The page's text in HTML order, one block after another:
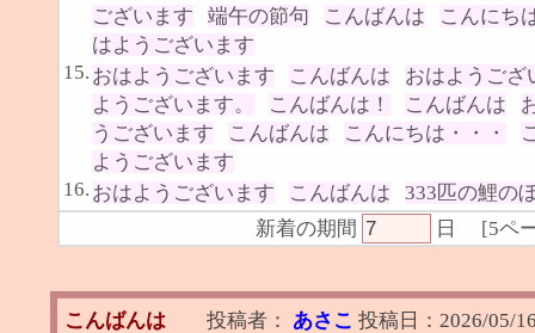
ございます
端午の節句 こんばんは
こんにち
はようございます
15. おはようございます こんばんは
おはようござ
ようございます。
こんばんは！ こんばんは
うございます
こんばんは こんにちは・・・
ようございます
16. おはようございます こんばんは
333匹の鯉の
新着の期間
日 [5ペ
こんばんは 投稿者： あさこ 投稿日： 2026/05/